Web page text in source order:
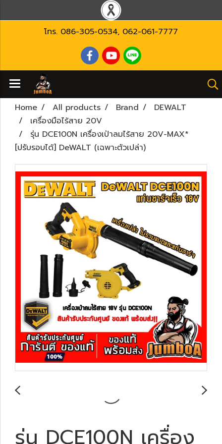
โทร. 086-305-0534, 062-061-7777
Home All products Brand
DEWALT
เครื่องมือไร้สาย 20V
รุ่น DCE100N เครื่องเป่าลมไร้สาย 20V-MAX*
[ปรับรอบได้] DeWALT (เฉพาะตัวเปล่า)
รุ่น DCE100N เครื่อง